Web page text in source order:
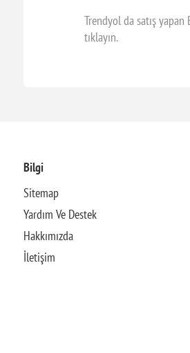
Trendyol da satış
tıklayın.
Bilgi
Sitemap
Yardım Ve Destek
Hakkımızda
İletişim